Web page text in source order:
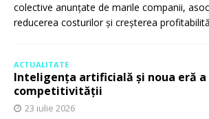
colective anunțate de marile companii,
reducerea costurilor și creșterea
ACTUALITATE
Inteligența artificială și noua eră a
competitivității
23 iulie 2026